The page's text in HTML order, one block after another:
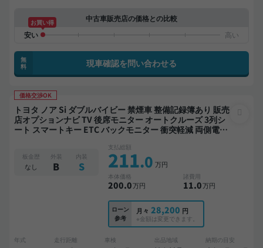
中古車販売店の価格との比較
お買い得
無
料
現車確認を問い合わせる
価格交渉OK
トヨタ ノア Si ダブルバイビー 禁煙車 整備記録簿あり 販売
店オプションナビ TV 後席モニター オートクルーズ 3列シ
ート スマートキー ETC バックモニター 衝突軽減 両側電動
板金歴
なし
外装
B
内装
S
支払総額
211.0 万円
本体価格
200.0万円
諸費用
11.0万円
ローン
参考
月々 28,200 円
※金額は変更できます。
年式 走行距離 車検 出品地域 納期の目安